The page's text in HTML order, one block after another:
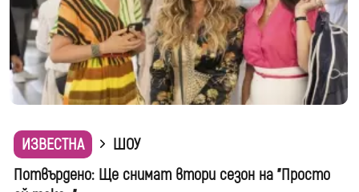
ИЗВЕСТНА
ШОУ
Потвърдено: Ще снимат втори сезон на "Просто